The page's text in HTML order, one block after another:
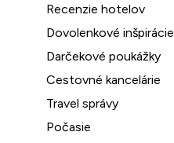
Recenzie hotelov
Dovolenkové inšpirácie
Darčekové poukážky
Cestovné kancelárie
Travel správy
Počasie